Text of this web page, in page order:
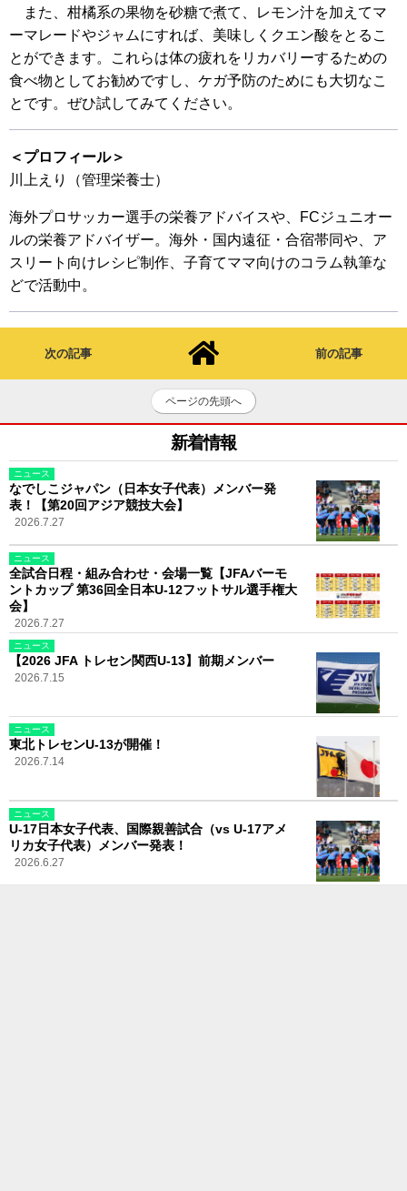
また、柑橘系の果物を砂糖で煮て、レモン汁を加えてマ
ーマレードやジャムにすれば、美味しくクエン酸をとるこ
とができます。これらは体の疲れをリカバリーするための
食べ物としてお勧めですし、ケガ予防のためにも大切なこ
とです。ぜひ試してみてください。
＜プロフィール＞
川上えり（管理栄養士）
海外プロサッカー選手の栄養アドバイスや、FCジュニオー
ルの栄養アドバイザー。海外・国内遠征・合宿帯同や、ア
スリート向けレシピ制作、子育てママ向けのコラム執筆な
どで活動中。
次の記事 前の記事
ページの先頭へ
新着情報
ニュース
なでしこジャパン（日本女子代表）メンバー発
表！【第20回アジア競技大会】
2026.7.27
ニュース
全試合日程・組み合わせ・会場一覧【JFAバーモ
ントカップ 第36回全日本U-12フットサル選手権大
会】
2026.7.27
ニュース
【2026 JFA トレセン関西U-13】前期メンバー
2026.7.15
ニュース
東北トレセンU-13が開催！
2026.7.14
ニュース
U-17日本女子代表、国際親善試合（vs U-17アメ
リカ女子代表）メンバー発表！
2026.6.27